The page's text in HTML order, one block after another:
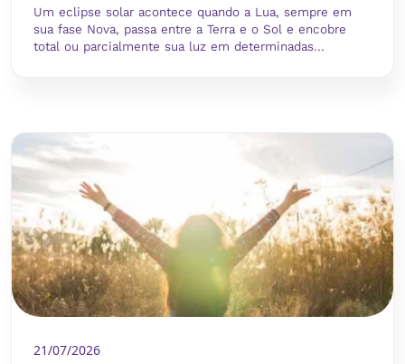
Um eclipse solar acontece quando a Lua, sempre em
sua fase Nova, passa entre a Terra e o Sol e encobre
total ou parcialmente sua luz em determinadas...
21/07/2026